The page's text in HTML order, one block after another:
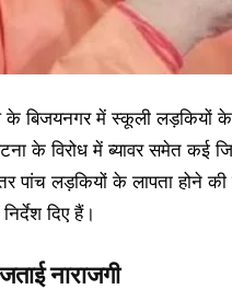
के बिजयनगर में स्कूली लड़कियों
के विरोध में ब्यावर समेत कई
पांच लड़कियों के लापता होने की
दिए हैं।
नाराजगी